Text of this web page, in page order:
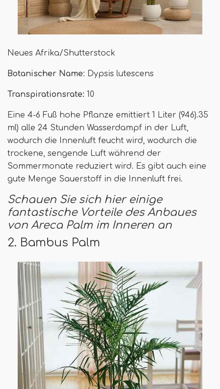
Neues Afrika/Shutterstock
Botanischer Name: Dypsis lutescens
Transpirationsrate: 10
Eine 4-6 Fuß hohe Pflanze emittiert 1 Liter (946).35
ml) alle 24 Stunden Wasserdampf in der Luft,
wodurch die Innenluft feucht wird, wodurch die
trockene, sengende Luft während der
Sommermonate reduziert wird. Es gibt auch eine
gute Menge Sauerstoff in die Innenluft frei.
Schauen Sie sich hier einige
fantastische Vorteile des Anbaues
von Areca Palm im Inneren an
2. Bambus Palm